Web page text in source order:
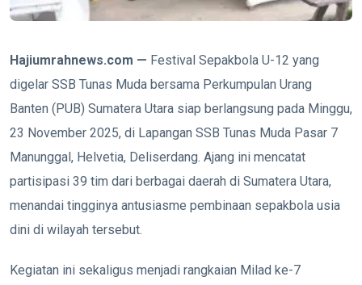
Hajiumrahnews.com — Festival Sepakbola U-12 yang
digelar SSB Tunas Muda bersama Perkumpulan Urang
Banten (PUB) Sumatera Utara siap berlangsung pada Minggu,
23 November 2025, di Lapangan SSB Tunas Muda Pasar 7
Manunggal, Helvetia, Deliserdang. Ajang ini mencatat
partisipasi 39 tim dari berbagai daerah di Sumatera Utara,
menandai tingginya antusiasme pembinaan sepakbola usia
dini di wilayah tersebut.
Kegiatan ini sekaligus menjadi rangkaian Milad ke-7